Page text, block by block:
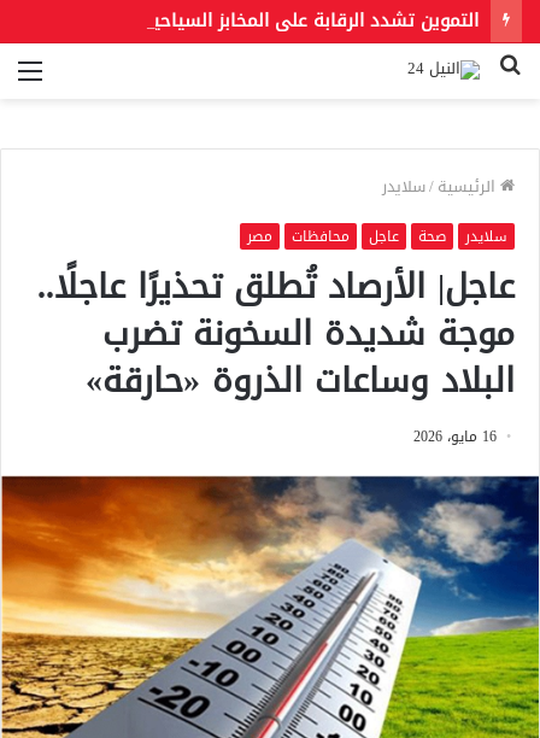
بحث
الرئيسية/سلايدر
سلايدر صحة عاجل محافظات مصر
عاجل| الأرصاد تُطلق تحذيرًا عاجلًا..
موجة شديدة السخونة تضرب
البلاد وساعات الذروة «حارقة»
16 مايو، 2026